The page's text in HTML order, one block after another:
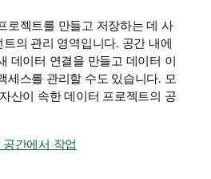
로젝트를 만들고 저장하는 데 사
트의 관리 영역입니다. 공간 내에
데이터 연결을 만들고 데이터 이
세스를 관리할 수도 있습니다. 모
산이 속한 데이터 프로젝트의 공
간에서 작업